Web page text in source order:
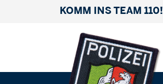
KOMM INS TEAM 110!